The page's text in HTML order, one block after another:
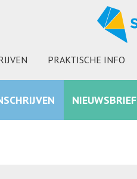
PRAKTISCHE INFO
INSTAGRAM ZOEKEN
NIEUWSBRIEF